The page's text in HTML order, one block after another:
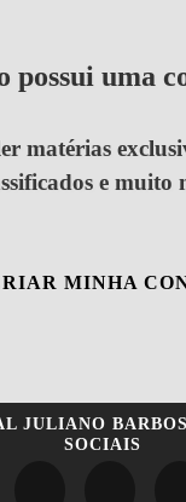
possui uma
matérias
e muito
MINHA
JULIANO
SOCIAIS